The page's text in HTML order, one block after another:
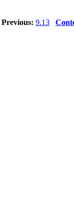
Previous: 9.13